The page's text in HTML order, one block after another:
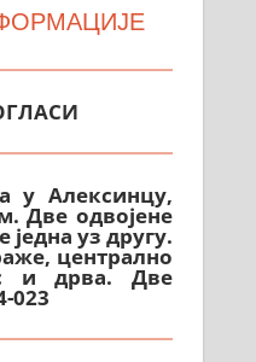
Две одвојене
уз другу.
централно
и дрва. Две
023